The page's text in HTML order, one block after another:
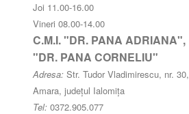
Joi 11.00-16.00
Vineri 08.00-14.00
C.M.I. "DR. PANA ADRIANA",
"DR. PANA CORNELIU"
Adresa:Str. Tudor Vladimirescu, nr. 30,
Amara, județul Ialomița
Tel:0372.905.077